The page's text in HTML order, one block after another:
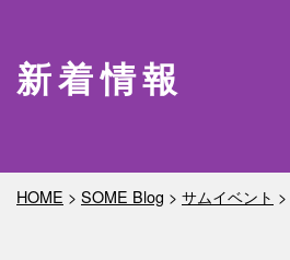
新着情報
HOME > SOME Blog > サムイベント >